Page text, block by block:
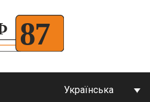
Українська